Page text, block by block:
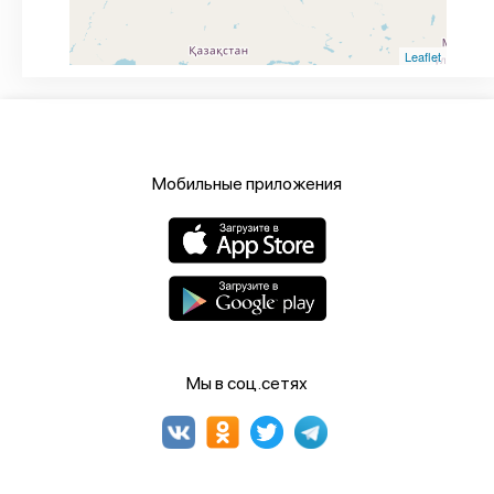
Leaflet
Мобильные приложения
Мы в соц.сетях